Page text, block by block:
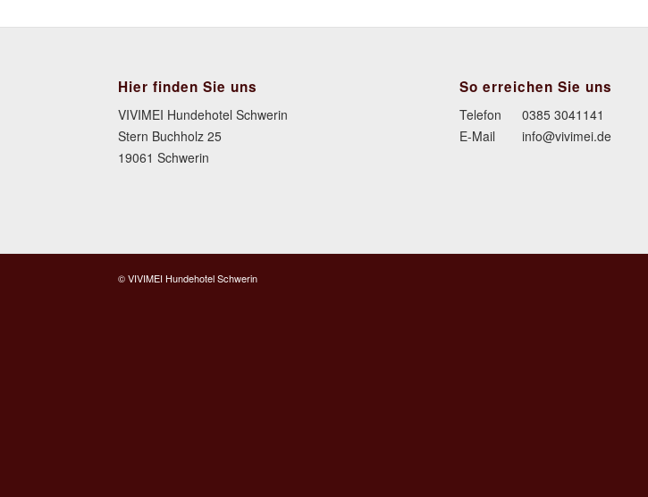
Hier finden Sie uns
VIVIMEI Hundehotel Schwerin
Stern Buchholz 25
19061 Schwerin
So erreichen Sie uns
Telefon
0385 3041141
E-Mail
info@vivimei.de
© VIVIMEI Hundehotel Schwerin